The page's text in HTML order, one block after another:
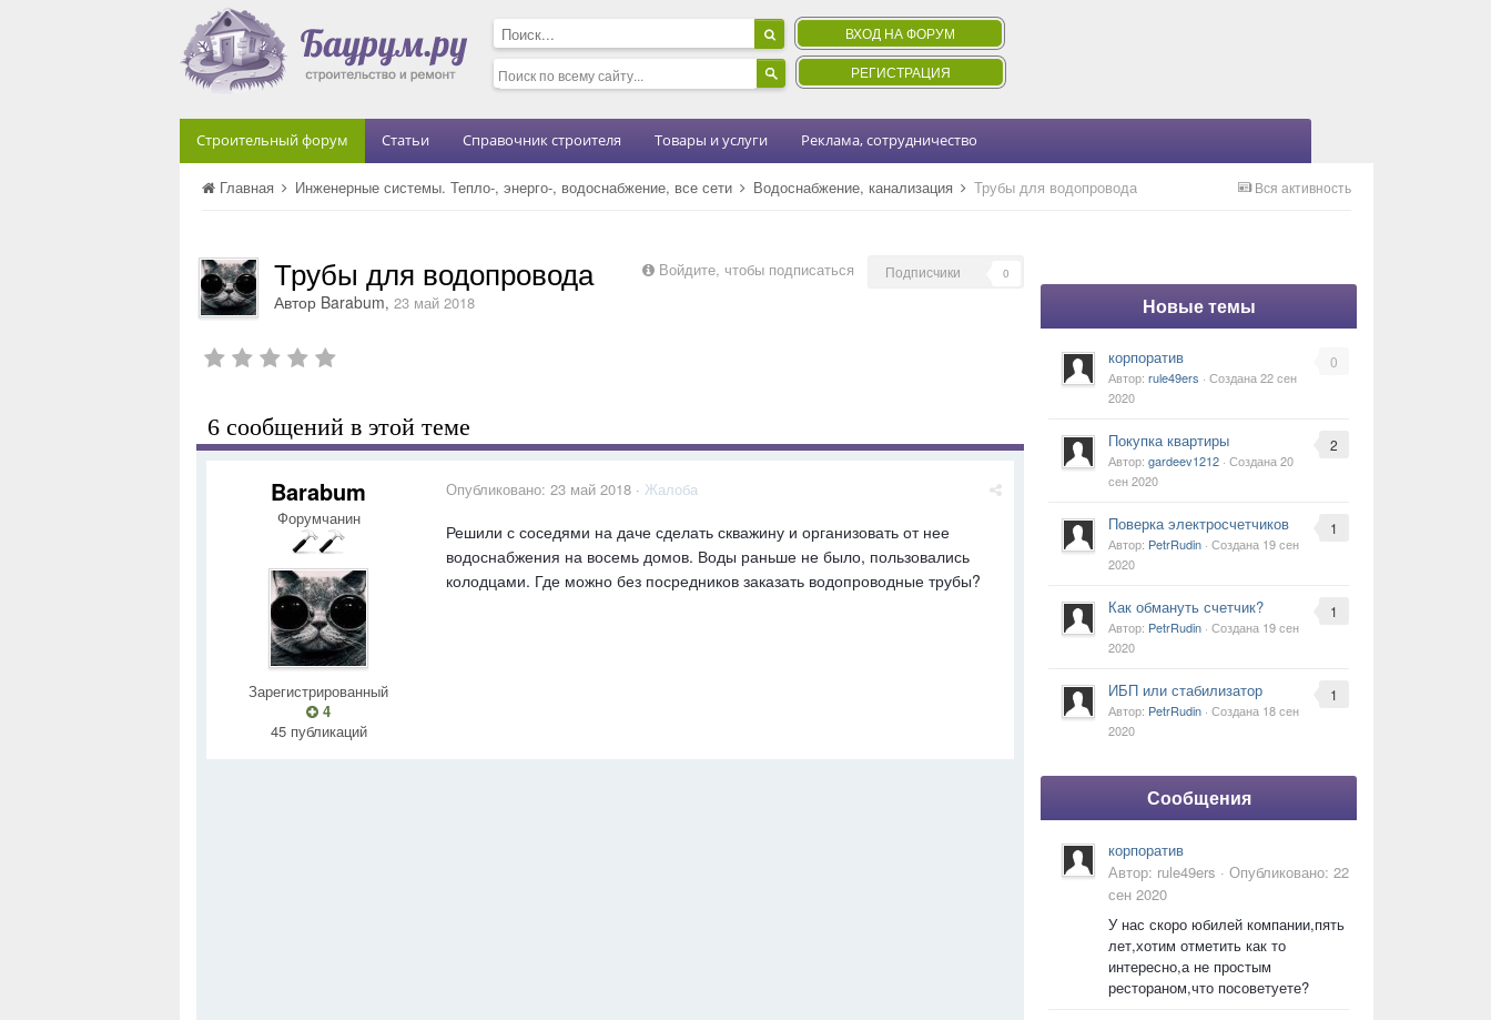
ВХОД НА ФОРУМ
РЕГИСТРАЦИЯ
Строительный форум Статьи Справочник строителя Товары и услуги Реклама, сотрудничество
Вся активность
Главная Инженерные системы. Тепло-, энерго-, водоснабжение, все сети Водоснабжение, канализация Трубы для водопровода
Войдите, чтобы подписаться Подписчики 0
Трубы для водопровода
Автор Barabum, 23 май 2018
6 сообщений в этой теме
Barabum
Форумчанин
Зарегистрированный
4
45 публикаций
Опубликовано: 23 май 2018 · Жалоба
Решили с соседями на даче сделать скважину и организовать от нее
водоснабжения на восемь домов. Воды раньше не было, пользовались
колодцами. Где можно без посредников заказать водопроводные трубы?
Новые темы
0
корпоратив
Автор: rule49ers · Создана22 сен
2020
2
Покупка квартиры
Автор: gardeev1212 · Создана20
сен 2020
1
Поверка электросчетчиков
Автор: PetrRudin · Создана 19 сен
2020
1
Как обмануть счетчик?
Автор: PetrRudin · Создана 19 сен
2020
1
ИБП или стабилизатор
Автор: PetrRudin · Создана 18 сен
2020
Сообщения
корпоратив
Автор: rule49ers · Опубликовано: 22
сен 2020
У нас скоро юбилей компании,пять
лет,хотим отметить как то
интересно,а не простым
рестораном,что посоветуете?